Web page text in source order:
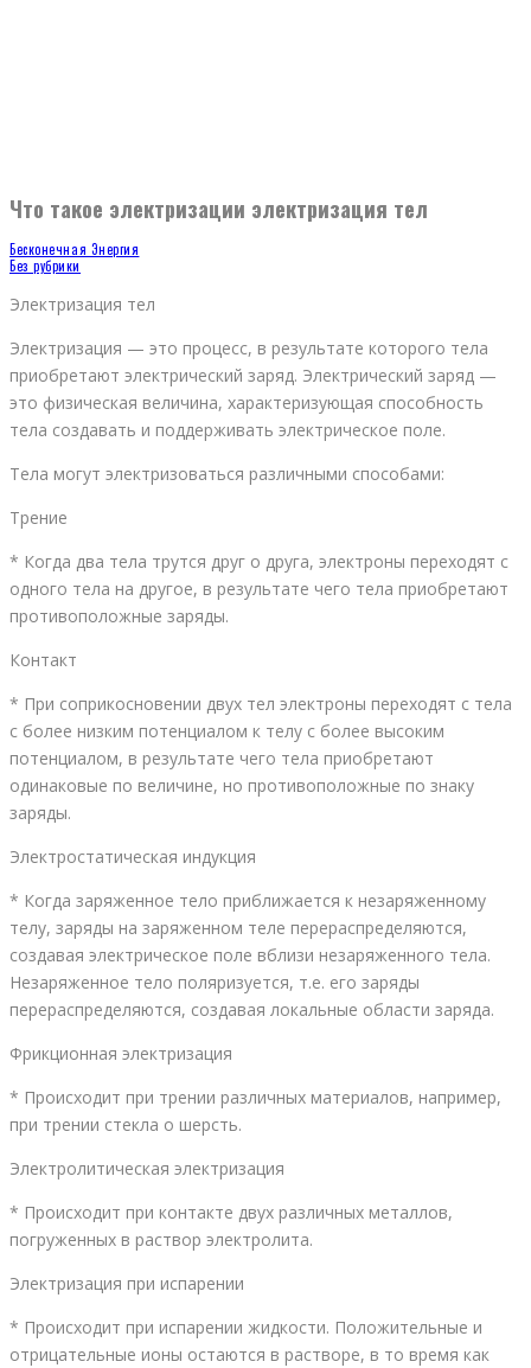
Что такое электризации электризация тел
Бесконечная Энергия
Без рубрики
Электризация тел
Электризация — это процесс, в результате которого тела
приобретают электрический заряд. Электрический заряд —
это физическая величина, характеризующая способность
тела создавать и поддерживать электрическое поле.
Тела могут электризоваться различными способами:
Трение
* Когда два тела трутся друг о друга, электроны переходят с
одного тела на другое, в результате чего тела приобретают
противоположные заряды.
Контакт
* При соприкосновении двух тел электроны переходят с тела
с более низким потенциалом к телу с более высоким
потенциалом, в результате чего тела приобретают
одинаковые по величине, но противоположные по знаку
заряды.
Электростатическая индукция
* Когда заряженное тело приближается к незаряженному
телу, заряды на заряженном теле перераспределяются,
создавая электрическое поле вблизи незаряженного тела.
Незаряженное тело поляризуется, т.е. его заряды
перераспределяются, создавая локальные области заряда.
Фрикционная электризация
* Происходит при трении различных материалов, например,
при трении стекла о шерсть.
Электролитическая электризация
* Происходит при контакте двух различных металлов,
погруженных в раствор электролита.
Электризация при испарении
* Происходит при испарении жидкости. Положительные и
отрицательные ионы остаются в растворе, в то время как